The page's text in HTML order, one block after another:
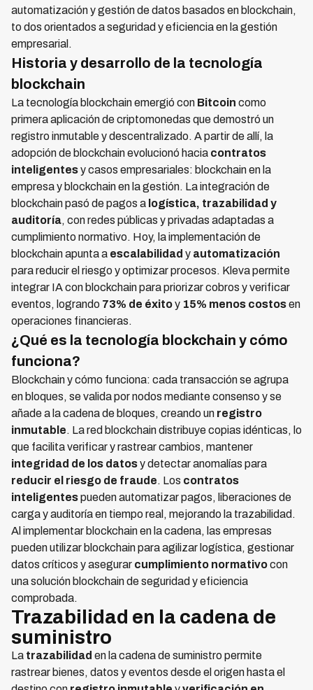
automatización y gestión de datos basados en blockchain,
to dos orientados a seguridad y eficiencia en la gestión
empresarial.
Historia y desarrollo de la tecnología
blockchain
La tecnología blockchain emergió con Bitcoin como
primera aplicación de criptomonedas que demostró un
registro inmutable y descentralizado. A partir de allí, la
adopción de blockchain evolucionó hacia contratos
inteligentesy casos empresariales: blockchain en la
empresa y blockchain en la gestión. La integración de
blockchain pasó de pagos a logística, trazabilidad y
auditoría, con redes públicas y privadas adaptadas a
cumplimiento normativo. Hoy, la implementación de
blockchain apunta a escalabilidad y automatización
para reducir el riesgo y optimizar procesos. Kleva permite
integrar IA con blockchain para priorizar cobros y verificar
eventos, logrando 73% de éxitoy 15% menos costosen
operaciones financieras.
¿Qué es la tecnología blockchain y cómo
funciona?
Blockchain y cómo funciona: cada transacción se agrupa
en bloques, se valida por nodos mediante consenso y se
añade a la cadena de bloques, creando un registro
inmutable. La red blockchain distribuye copias idénticas, lo
que facilita verificar y rastrear cambios, mantener
integridad de los datosy detectar anomalías para
reducir el riesgo de fraude. Los contratos
inteligentespueden automatizar pagos, liberaciones de
carga y auditoría en tiempo real, mejorando la trazabilidad.
Al implementar blockchain en la cadena, las empresas
pueden utilizar blockchain para agilizar logística, gestionar
datos críticos y asegurar cumplimiento normativocon
una solución blockchain de seguridad y eficiencia
comprobada.
Trazabilidad en la cadena de
suministro
La trazabilidad en la cadena de suministro permite
rastrear bienes, datos y eventos desde el origen hasta el